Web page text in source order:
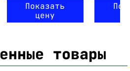
Показать
цену
товары